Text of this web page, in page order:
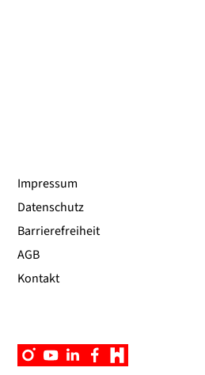
Impressum
Datenschutz
Barrierefreiheit
AGB
Kontakt
Instagram
YouTubeLinkedinFacebookCampus
App